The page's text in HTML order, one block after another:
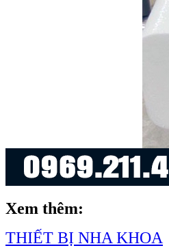
Xem thêm:
THIẾT BỊ NHA KHOA